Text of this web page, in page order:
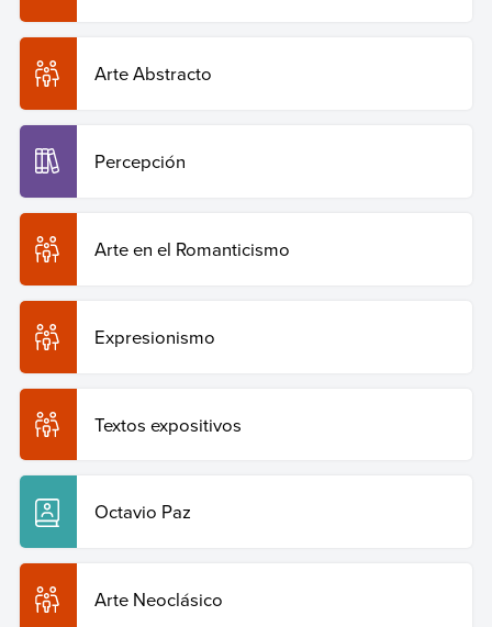
Arte Abstracto
Percepción
Arte en el Romanticismo
Expresionismo
Textos expositivos
Octavio Paz
Arte Neoclásico